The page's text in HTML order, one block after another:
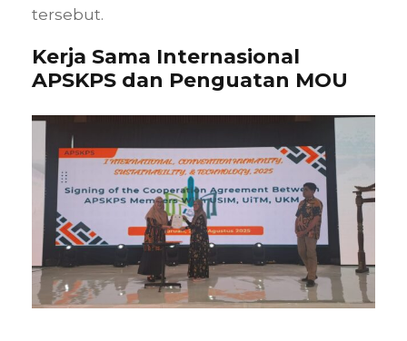
tersebut.
Kerja Sama Internasional
APSKPS dan Penguatan MOU